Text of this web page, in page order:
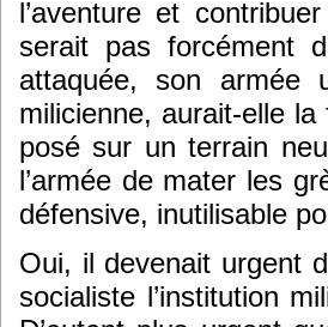
l’aventure et
serait pas forcément
attaquée, son armée
milicienne, aurait-elle
posé sur un terrain
l’armée de mater les
défensive, inutilisable
Oui, il devenait urgent
socialiste l’institution